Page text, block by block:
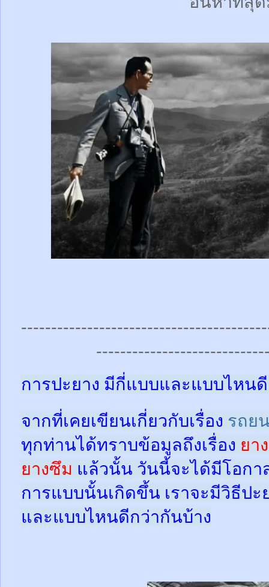
การปะยาง มีกี่แบบและแบบไหน
จากที่เคยเขียนเกี่ยวกับเรื่อง รถย
ทุกท่านได้ทราบข้อมูลถึงเรื่อง ยา
ยางซึม แล้วนั้น วันนี้จะได้มีโอกา
การแบบนั้นเกิดขึ้น เราจะมีวิธีปะ
และแบบไหนดีกว่ากันบ้าง